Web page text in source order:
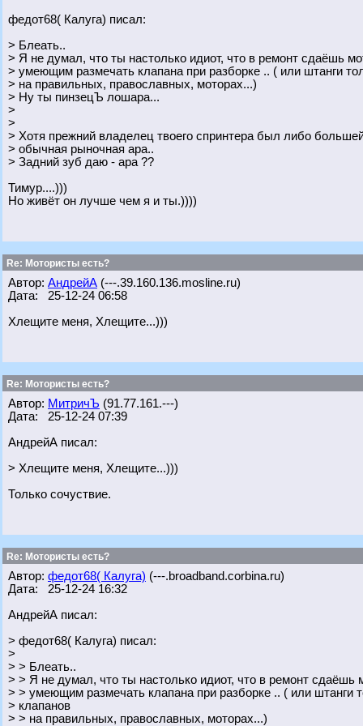
федот68( Калуга) писал:
> Блеать..
> Я не думал, что ты настолько идиот, что в ремонт сдаёшь
> умеющим размечать клапана при разборке .. ( или штанги
> на правильных, православных, моторах...)
> Ну ты пинзецЪ лошара...
>
>
> Хотя прежний владелец твоего спринтера был либо
> обычная рыночная ара..
> Задний зуб даю - ара ??
Тимур....)))
Но живёт он лучше чем я и ты.))))
Re: Мотористы есть?
Автор: АндрейА (---.39.160.136.mosline.ru)
Дата: 25-12-24 06:58
Хлещите меня, Хлещите...)))
Re: Мотористы есть?
Автор: МитричЪ (91.77.161.---)
Дата: 25-12-24 07:39
АндрейА писал:
> Хлещите меня, Хлещите...)))
Только сочуствие.
Re: Мотористы есть?
Автор: федот68( Калуга) (---.broadband.corbina.ru)
Дата: 25-12-24 16:32
АндрейА писал:
> федот68( Калуга) писал:
>
> > Блеать..
> > Я не думал, что ты настолько идиот, что в ремонт сдаёшь
> > умеющим размечать клапана при разборке .. ( или штанги
> клапанов
> > на правильных, православных, моторах...)